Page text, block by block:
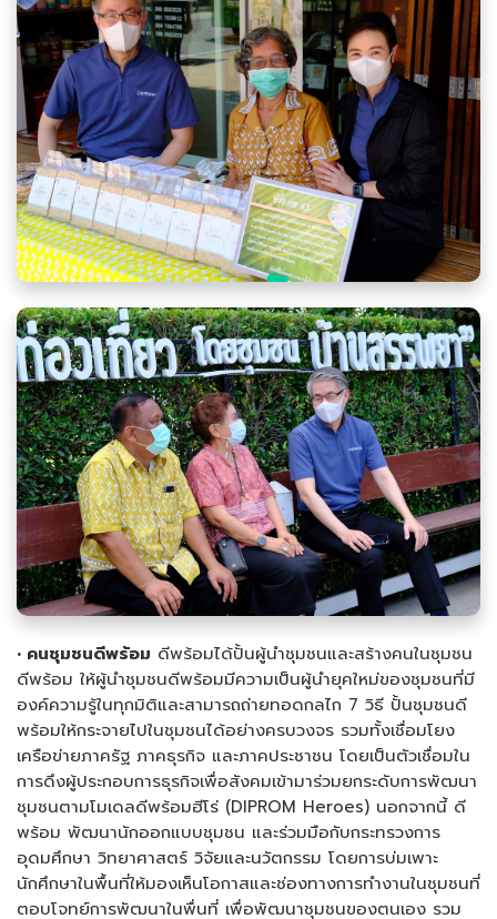
• คนชุมชนดีพร้อม ดีพร้อมได้ปั้นผู้นำชุมชนและสร้างคนในชุมชน
ดีพร้อม ให้ผู้นำชุมชนดีพร้อมมีความเป็นผู้นำยุคใหม่ของชุมชนที่มี
องค์ความรู้ในทุกมิติและสามารถถ่ายทอดกลไก 7 วิธี ปั้นชุมชนดี
พร้อมให้กระจายไปในชุมชนได้อย่างครบวงจร รวมทั้งเชื่อมโยง
เครือข่ายภาครัฐ ภาคธุรกิจ และภาคประชาชน โดยเป็นตัวเชื่อมใน
การดึงผู้ประกอบการธุรกิจเพื่อสังคมเข้ามาร่วมยกระดับการพัฒนา
ชุมชนตามโมเดลดีพร้อมฮีโร่ (DIPROM Heroes) นอกจากนี้ ดี
พร้อม พัฒนานักออกแบบชุมชน และร่วมมือกับกระทรวงการ
อุดมศึกษา วิทยาศาสตร์ วิจัยและนวัตกรรม โดยการบ่มเพาะ
นักศึกษาในพื้นที่ให้มองเห็นโอกาสและช่องทางการทำงานในชุมชนที่
ตอบโจทย์การพัฒนาในพื่นที่ เพื่อพัฒนาชุมชนของตนเอง รวม